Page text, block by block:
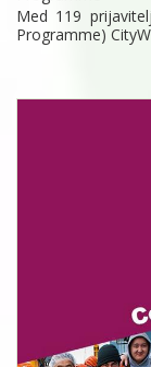
Med 119
Programme)